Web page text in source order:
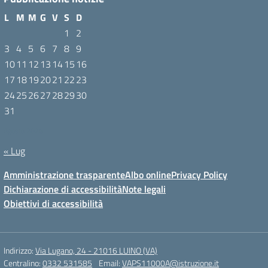
L M M G V S D
1
2
3 4 5 6 7 8 9
1011 12 13 1415 16
17 18192021 2223
24252627282930
31
« Lug
Amministrazione trasparenteAlbo onlinePrivacy Policy
Dichiarazione di accessibilitàNote legali
Obiettivi di accessibilità
Indirizzo:Via Lugano, 24 - 21016 LUINO (VA)
Centralino:0332 531585 Email:VAPS11000A@istruzione.it